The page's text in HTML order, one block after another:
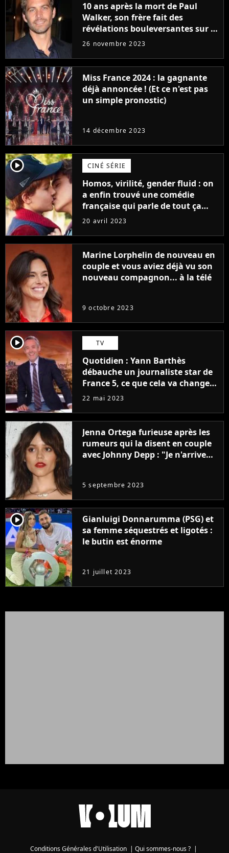
10 ans après la mort de Paul
Walker, son frère fait des
révélations bouleversantes sur la
réaction des acteurs de Fast and
26 novembre 2023
Miss France 2024 : la gagnante
déjà annoncée ! (Et ce n'est pas
un simple pronostic)
14 décembre 2023
player2 CINÉ SÉRIE
Homos, virilité, gender fluid : on
a enfin trouvé une comédie
française qui parle de tout ça
sans être super ringarde
20 avril 2023
Marine Lorphelin de nouveau en
couple et vous aviez déjà vu son
nouveau compagnon... à la télé
9 octobre 2023
player2 TV
Quotidien : Yann Barthès
débauche un journaliste star de
France 5, ce que cela va changer
à la rentrée
22 mai 2023
Jenna Ortega furieuse après les
rumeurs qui la disent en couple
avec Johnny Depp : "Je n'arrive
5 septembre 2023
player2
Gianluigi Donnarumma (PSG) et
sa femme séquestrés et ligotés :
le butin est énorme
21 juillet 2023
Conditions Générales d'Utilisation | Qui sommes-nous ? |